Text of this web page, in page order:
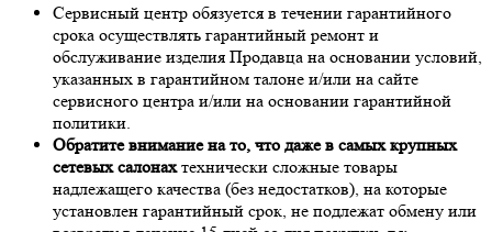
Сервисный центр обязуется в течении гарантийного
срока осуществлять гарантийный ремонт и
обслуживание изделия Продавца на основании условий,
указанных в гарантийном талоне и/или на сайте
сервисного центра и/или на основании гарантийной
политики.
Обратите внимание на то, что даже в самых крупных
сетевых салонахтехнически сложные товары
надлежащего качества (без недостатков), на которые
установлен гарантийный срок, не подлежат обмену или